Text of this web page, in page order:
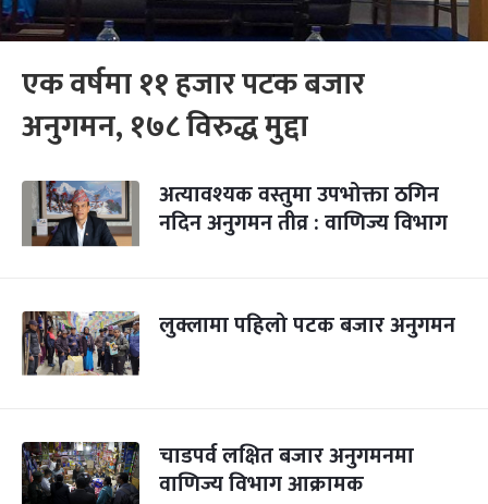
एक वर्षमा ११ हजार पटक बजार
अनुगमन, १७८ विरुद्ध मुद्दा
अत्यावश्यक वस्तुमा उपभोक्ता ठगिन
नदिन अनुगमन तीव्र : वाणिज्य विभाग
लुक्लामा पहिलो पटक बजार अनुगमन
चाडपर्व लक्षित बजार अनुगमनमा
वाणिज्य विभाग आक्रामक